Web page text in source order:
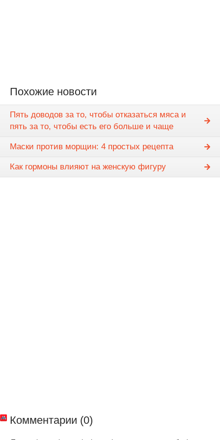
Похожие новости
Пять доводов за то, чтобы отказаться мяса и
пять за то, чтобы есть его больше и чаще
Маски против морщин: 4 простых рецепта
Как гормоны влияют на женскую фигуру
Комментарии (0)